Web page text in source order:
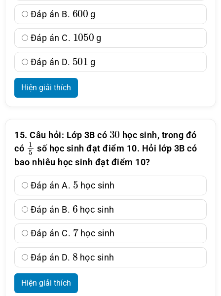
Đáp án B.
600
g
Đáp án C.
1050
g
Đáp án D.
501
g
Hiện giải thích
15. Câu hỏi: Lớp 3B có
30
học sinh, trong đó
có
15
số học sinh đạt điểm 10. Hỏi lớp 3B có
bao nhiêu học sinh đạt điểm 10?
Đáp án A.
5
học sinh
Đáp án B.
6
học sinh
Đáp án C.
7
học sinh
Đáp án D.
8
học sinh
Hiện giải thích